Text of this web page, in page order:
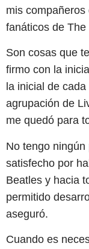
mis
fanáticos de
Son cosas que
firmo con la
la inicial de
agrupación de
me quedó para
No tengo
satisfecho por
Beatles y hacia
permitido
aseguró.
Cuando es